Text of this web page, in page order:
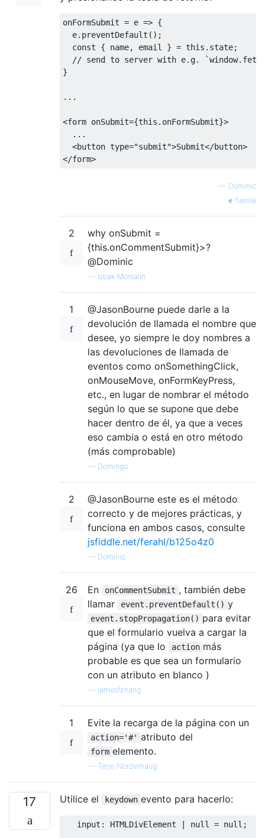
onFormSubmit = e => {
  e
. preventDefault ();
const
{ name, email } = this . state;
// send to server with e.g.
}
...
<form onSubmit={this . onFormSubmit}>
...
<button type="submit">Submit</button>
</form>
— Dominic
fuente
2
why onSubmit =
{this.onCommentSubmit}>?
@Dominic
— Istiak Morsalin
1
@JasonBourne puede darle a la
devolución de llamada el nombre que
desee, yo siempre le doy nombres a
las devoluciones de llamada de
eventos como onSomethingClick,
onMouseMove, onFormKeyPress,
etc., en lugar de nombrar el método
según lo que se supone que debe
hacer dentro de él, ya que a veces
eso cambia o está en otro método
(más comprobable)
— Domingo
2
@JasonBourne este es el método
correcto y de mejores prácticas, y
funciona en ambos casos, consulte
jsfiddle.net/ferahl/b125o4z0
— Dominic
26 En onCommentSubmit , también debe
llamar
event.preventDefault() y
event.stopPropagation() para evitar
que el formulario vuelva a cargar la
página (ya que lo
action más
probable es que sea un formulario
con un atributo en blanco )
jamesfzhang
1 Evite la recarga de la página con un
action='#' atributo del
form elemento.
— Terje Norderhaug
17 Utilice el keydown evento para hacerlo:
   input
: HTMLDivElement | null = null ;